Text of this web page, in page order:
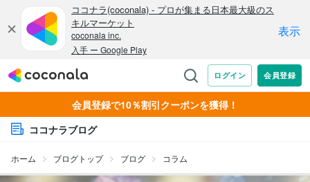
会員登録で10％割引クーポンを獲得！
ココナラブログ
ホーム ブログトップ ブログ コラム